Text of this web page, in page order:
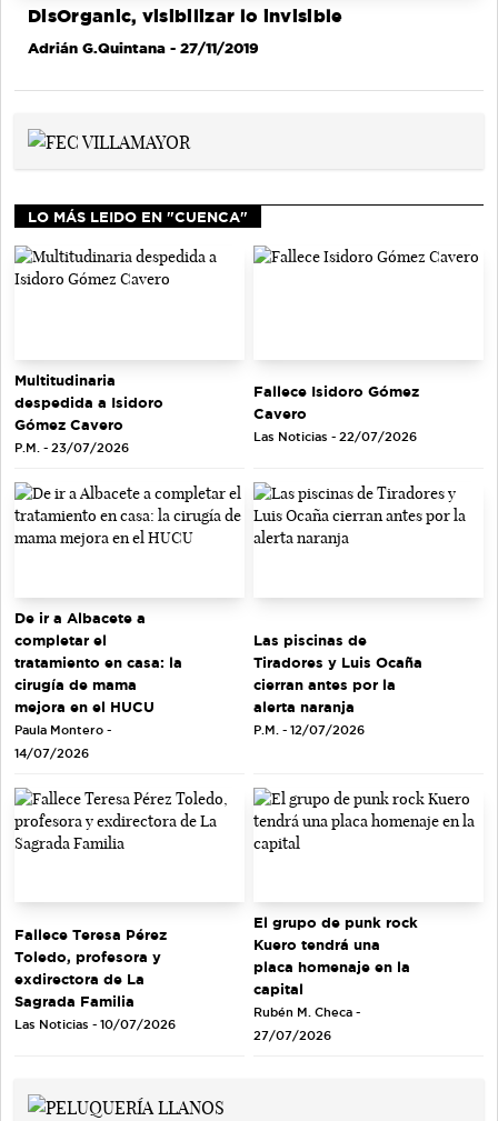
DisOrganic, visibilizar lo invisible
Adrián G.Quintana - 27/11/2019
LO MÁS LEIDO EN "CUENCA"
Multitudinaria
despedida a Isidoro
Gómez Cavero
P.M. - 23/07/2026
Fallece Isidoro Gómez
Cavero
Las Noticias - 22/07/2026
De ir a Albacete a
completar el
tratamiento en casa: la
cirugía de mama
mejora en el HUCU
Paula Montero -
14/07/2026
Las piscinas de
Tiradores y Luis Ocaña
cierran antes por la
alerta naranja
P.M. - 12/07/2026
Fallece Teresa Pérez
Toledo, profesora y
exdirectora de La
Sagrada Familia
Las Noticias - 10/07/2026
El grupo de punk rock
Kuero tendrá una
placa homenaje en la
capital
Rubén M. Checa -
27/07/2026